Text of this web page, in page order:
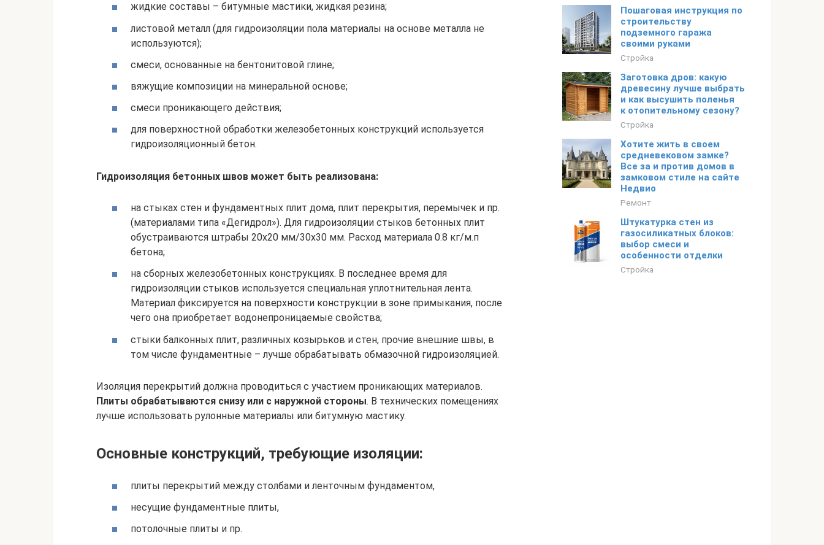
жидкие составы – битумные мастики, жидкая резина;
листовой металл (для гидроизоляции пола материалы на основе металла не
используются);
смеси, основанные на бентонитовой глине;
вяжущие композиции на минеральной основе;
смеси проникающего действия;
для поверхностной обработки железобетонных конструкций используется
гидроизоляционный бетон.
Гидроизоляция бетонных швов может быть реализована:
на стыках стен и фундаментных плит дома, плит перекрытия, перемычек и пр.
(материалами типа «Дегидрол»). Для гидроизоляции стыков бетонных плит
обустраиваются штрабы 20х20 мм/30х30 мм. Расход материала 0.8 кг/м.п
бетона;
на сборных железобетонных конструкциях. В последнее время для
гидроизоляции стыков используется специальная уплотнительная лента.
Материал фиксируется на поверхности конструкции в зоне примыкания, после
чего она приобретает водонепроницаемые свойства;
стыки балконных плит, различных козырьков и стен, прочие внешние швы, в
том числе фундаментные – лучше обрабатывать обмазочной гидроизоляцией.
Изоляция перекрытий должна проводиться с участием проникающих материалов.
Плиты обрабатываются снизу или с наружной стороны. В технических помещениях
лучше использовать рулонные материалы или битумную мастику.
Основные конструкций, требующие изоляции:
плиты перекрытий между столбами и ленточным фундаментом,
несущие фундаментные плиты,
потолочные плиты и пр.
Пошаговая инструкция по
строительству
подземного гаража
своими руками
Стройка
Заготовка дров: какую
древесину лучше выбрать
и как высушить поленья
к отопительному сезону?
Стройка
Хотите жить в своем
средневековом замке?
Все за и против домов в
замковом стиле на сайте
Недвио
Ремонт
Штукатурка стен из
газосиликатных блоков:
выбор смеси и
особенности отделки
Стройка